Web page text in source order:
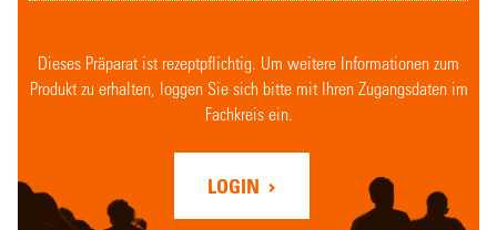
Dieses Präparat ist rezeptpflichtig. Um weitere Informationen zum
Produkt zu erhalten, loggen Sie sich bitte mit Ihren Zugangsdaten im
Fachkreis ein.
LOGIN